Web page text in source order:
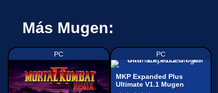
Más Mugen:
PC PC
MKP Expanded Plus
Ultimate V1.1 Mugen